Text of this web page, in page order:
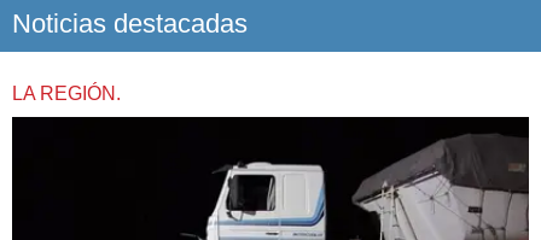
Noticias destacadas
LA REGIÓN.